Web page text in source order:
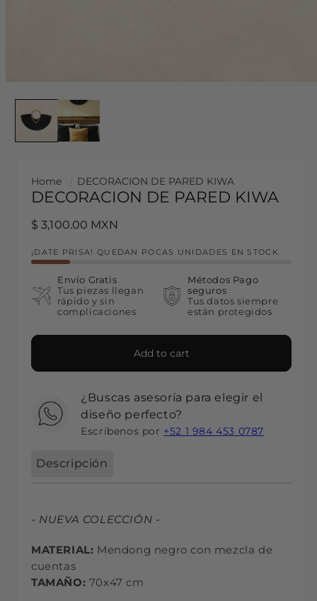
Home DECORACION DE PARED KIWA
DECORACION DE PARED KIWA
Regular price
$ 3,100.00 MXN
¡DATE PRISA! QUEDAN POCAS UNIDADES EN STOCK.
Envío Gratis
Tus piezas llegan
rápido y sin
complicaciones
Métodos Pago
seguros
Tus datos siempre
están protegidos
Add to cart
¿Buscas asesoría para elegir el
diseño perfecto?
Escríbenos por +52 1 984 453 0787
Descripción
- NUEVA COLECCIÓN -
MATERIAL: Mendong negro con mezcla de
cuentas
TAMAÑO: 70x47 cm